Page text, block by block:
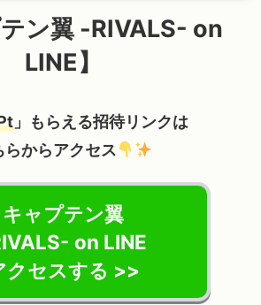
テン翼 -RIVALS- on
LINE】
」もらえる招待リンクは
らからアクセス
キャプテン翼
on LINE
クセスする >>